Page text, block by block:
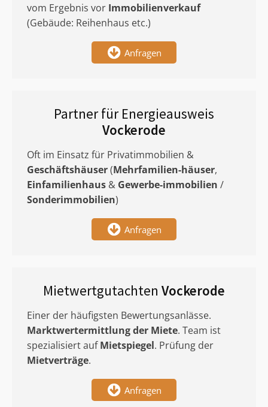
vom Ergebnis vor Immobilienverkauf
(Gebäude: Reihenhaus etc.)
Anfragen
Partner für Energieausweis
Vockerode
Oft im Einsatz für Privatimmobilien &
Geschäftshäuser(Mehrfamilien-häuser,
Einfamilienhaus & Gewerbe-immobilien /
Sonderimmobilien)
Anfragen
Mietwertgutachten Vockerode
Einer der häufigsten Bewertungsanlässe.
Marktwertermittlungder Miete. Team ist
spezialisiert aufMietspiegel. Prüfung der
Mietverträge.
Anfragen